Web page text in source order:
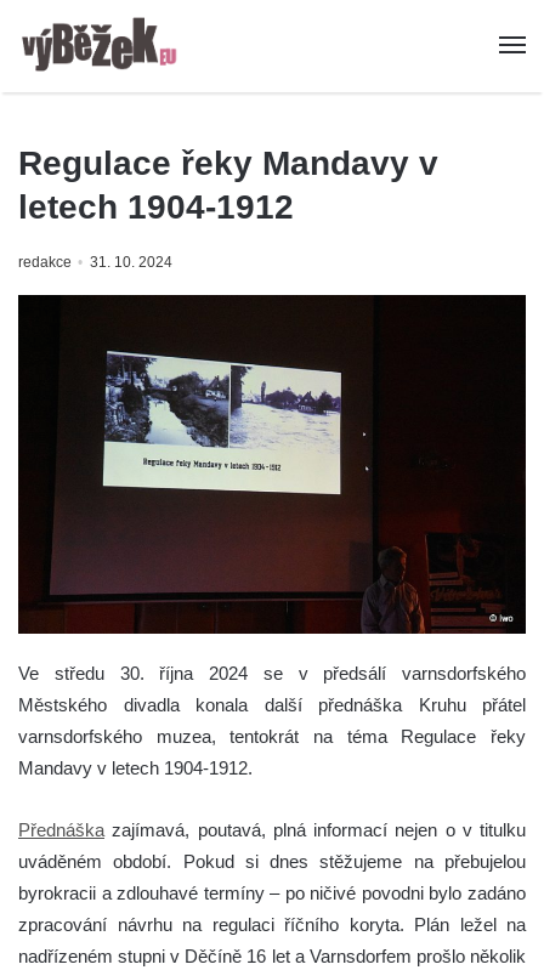
Regulace řeky Mandavy v
letech 1904-1912
redakce 31. 10. 2024
Ve středu 30. října 2024 se v předsálí varnsdorfského
Městského divadla konala další přednáška Kruhu přátel
varnsdorfského muzea, tentokrát na téma Regulace řeky
Mandavy v letech 1904-1912.
Přednáška zajímavá, poutavá, plná informací nejen o v titulku
uváděném období. Pokud si dnes stěžujeme na přebujelou
byrokracii a zdlouhavé termíny – po ničivé povodni bylo zadáno
zpracování návrhu na regulaci říčního koryta. Plán ležel na
nadřízeném stupni v Děčíně 16 let a Varnsdorfem prošlo několik